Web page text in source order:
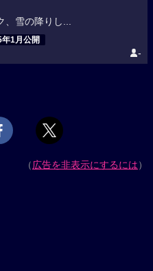
、雪の降りし...
1月公開
-
（広告を非表示にするには）